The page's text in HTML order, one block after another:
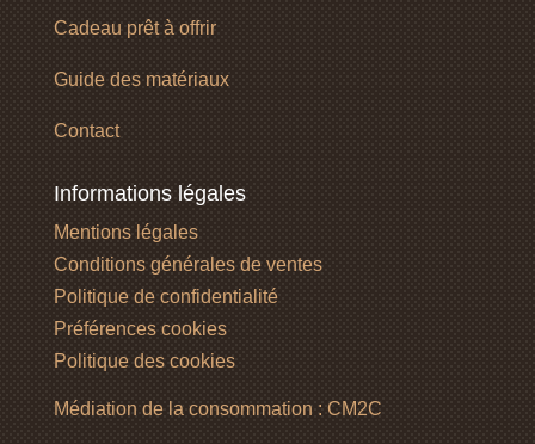
Cadeau prêt à offrir
Guide des matériaux
Contact
Informations légales
Mentions légales
Conditions générales de ventes
Politique de confidentialité
Préférences cookies
Politique des cookies
Médiation de la consommation : CM2C